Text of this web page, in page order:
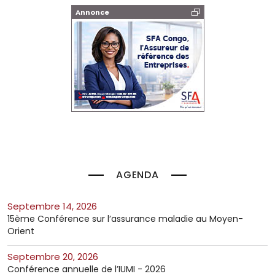
Annonce
AGENDA
septembre 14, 2026
15ème Conférence sur l’assurance maladie au Moyen-
Orient
septembre 20, 2026
Conférence annuelle de l’IUMI - 2026